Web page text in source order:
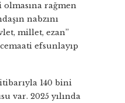
rağmen
nabzını
millet, ezan”
efsunlayıp
140 bini
var. 2025 yılında